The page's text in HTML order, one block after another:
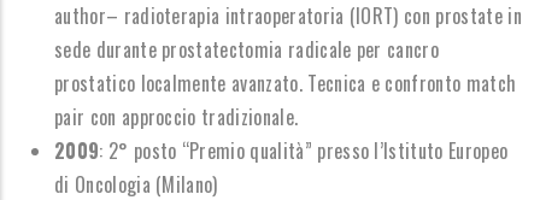
author– radioterapia intraoperatoria (IORT) con prostate in
sede durante prostatectomia radicale per cancro
prostatico localmente avanzato. Tecnica e confronto match
pair con approccio tradizionale.
2009: 2° posto “Premio qualità” presso l’Istituto Europeo
di Oncologia (Milano)